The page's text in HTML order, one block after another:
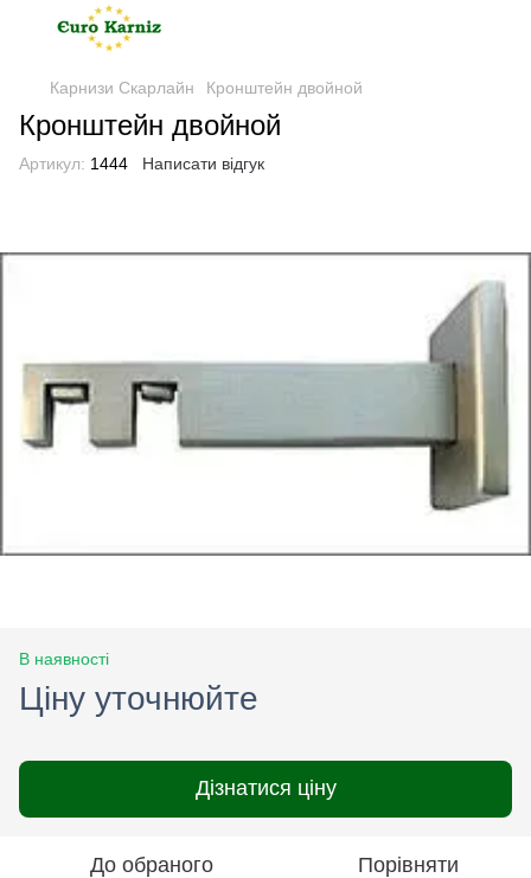
Карнизи Скарлайн Кронштейн двойной
Кронштейн двойной
Артикул: 1444 Написати відгук
В наявності
Ціну уточнюйте
Дізнатися ціну
До обраного Порівняти